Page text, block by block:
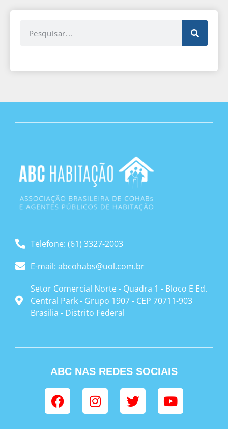
Telefone: (61) 3327-2003
E-mail: abcohabs@uol.com.br
Setor Comercial Norte - Quadra 1 - Bloco E Ed.
Central Park - Grupo 1907 - CEP 70711-903
Brasilia - Distrito Federal
ABC NAS REDES SOCIAIS